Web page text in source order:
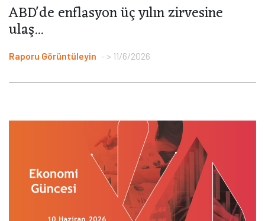
ABD'de enflasyon üç yılın zirvesine
ulaş...
Raporu Görüntüleyin > 11/6/2026